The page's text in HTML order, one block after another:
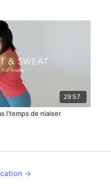
29:57
l’temps de niaiser
->